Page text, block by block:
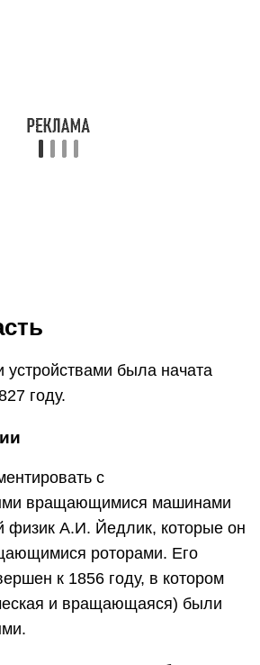
устройствами была начата
году.
с
вращающимися машинами
физик А.И. Йедлик, которые он
роторами. Его
к 1856 году, в котором
и вращающаяся) были